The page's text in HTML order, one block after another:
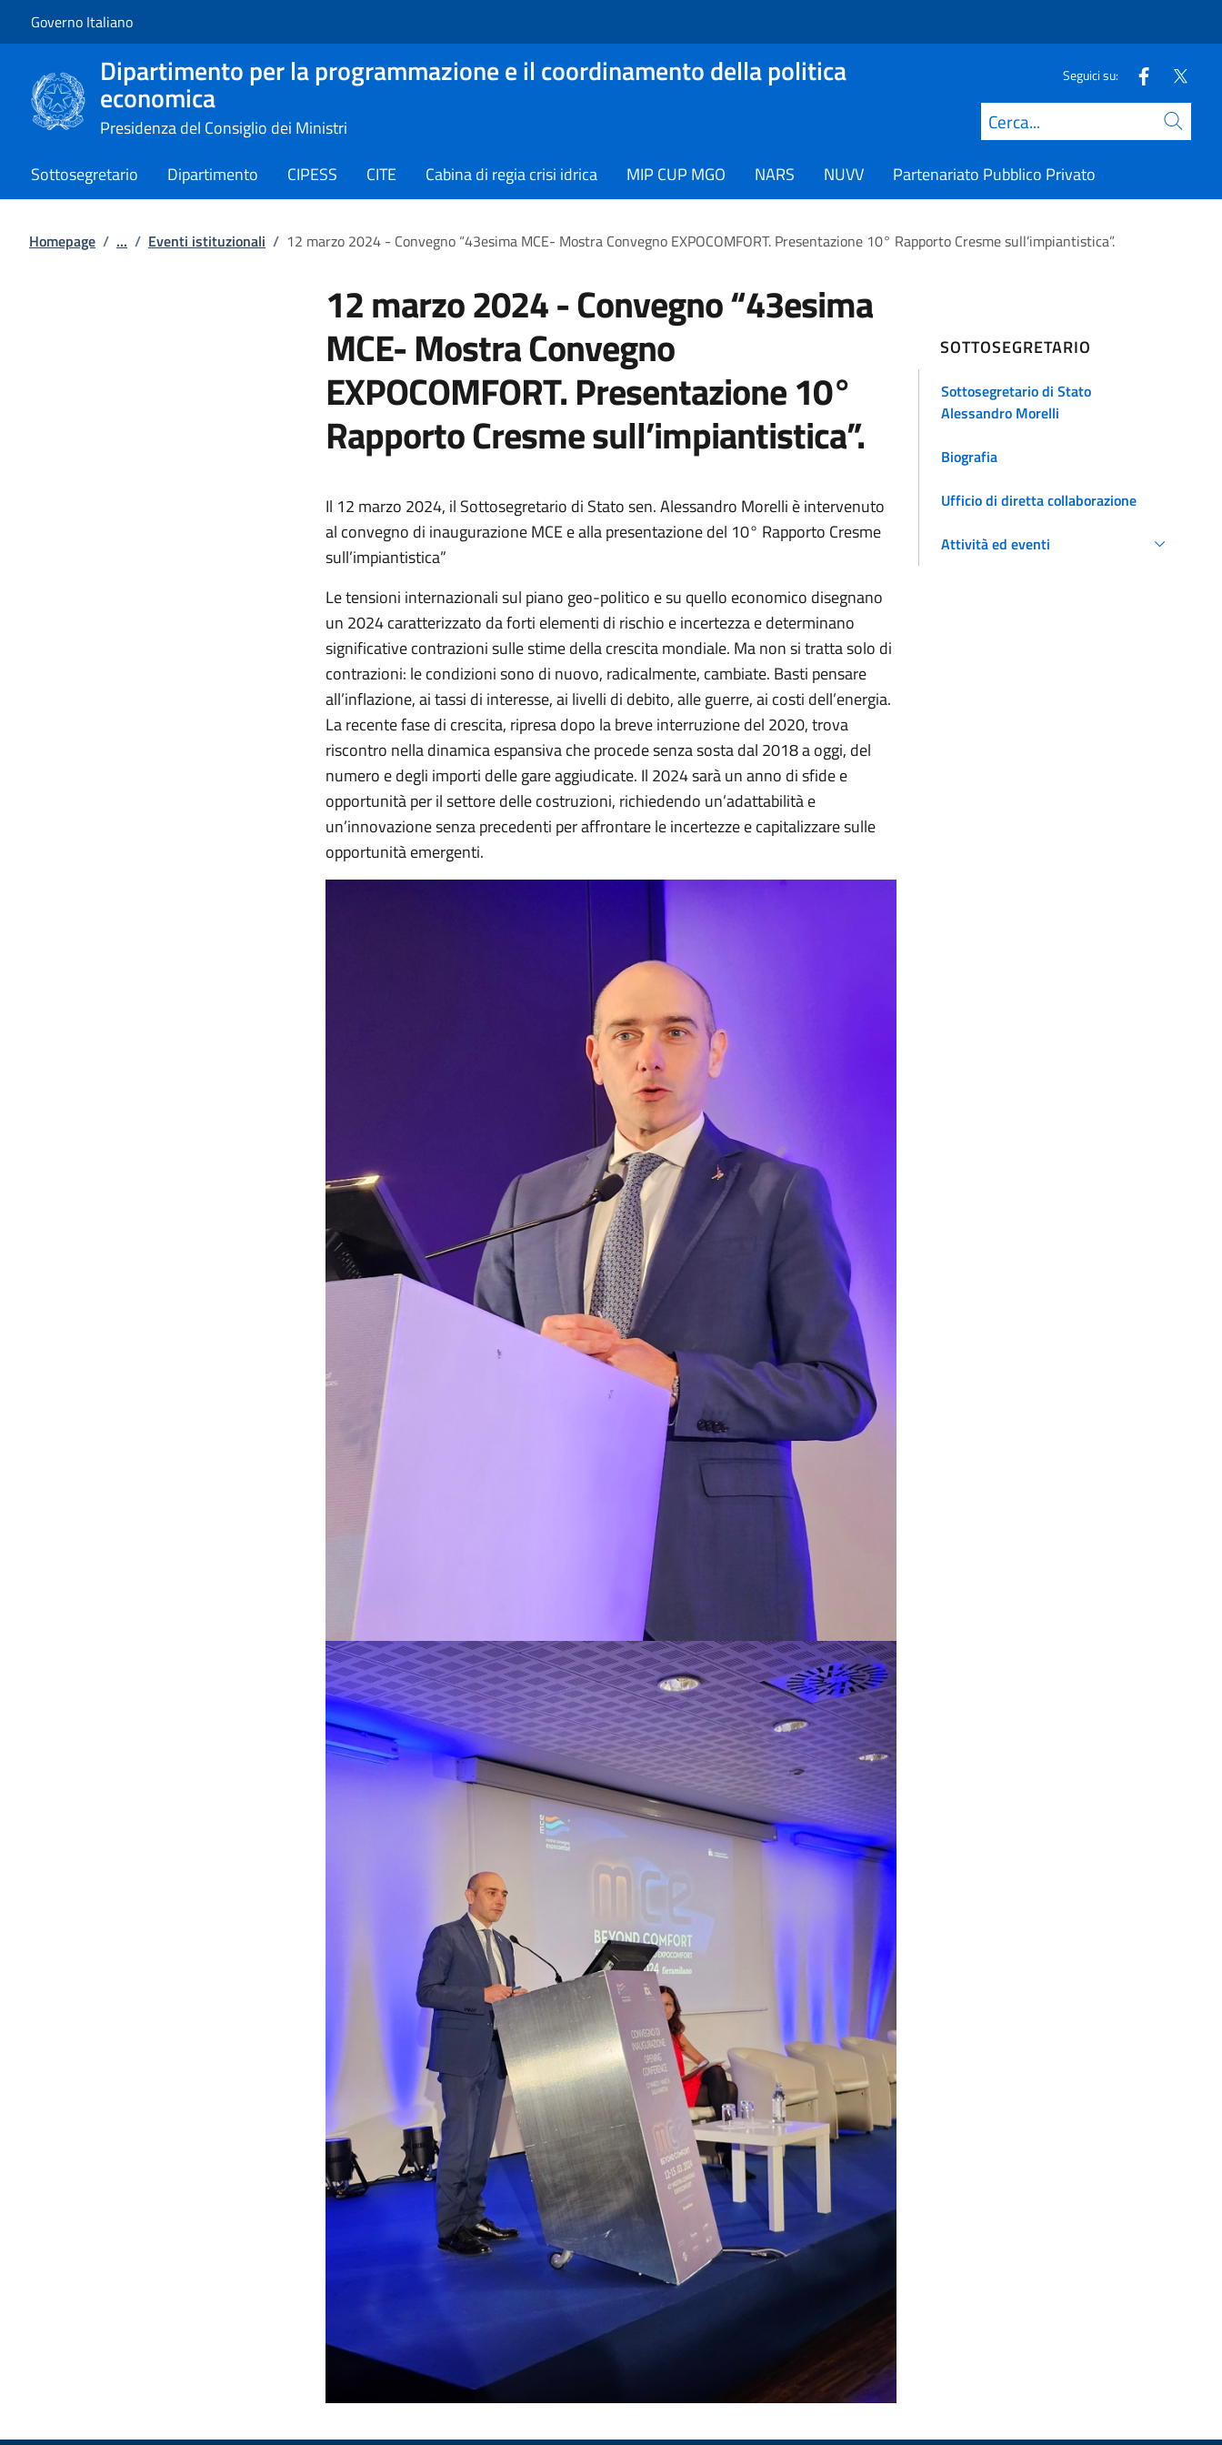
Governo Italiano
Dipartimento per la programmazione e il coordinamento della politica
economica
Presidenza del Consiglio dei Ministri
Seguici su:
Cerca
Sottosegretario Dipartimento CIPESS CITE Cabina di regia crisi idrica MIP CUP MGO NARS NUVV Partenariato Pubblico Privato
Homepage / ... / Eventi istituzionali / 12 marzo 2024 - Convegno “43esima MCE- Mostra Convegno EXPOCOMFORT. Presentazione 10° Rapporto Cresme sull’impiantistica”.
12 marzo 2024 - Convegno “43esima
MCE- Mostra Convegno
EXPOCOMFORT. Presentazione 10°
Rapporto Cresme sull’impiantistica”.
Il 12 marzo 2024, il Sottosegretario di Stato sen. Alessandro Morelli è intervenuto
al convegno di inaugurazione MCE e alla presentazione del 10° Rapporto Cresme
sull’impiantistica”
Le tensioni internazionali sul piano geo-politico e su quello economico disegnano
un 2024 caratterizzato da forti elementi di rischio e incertezza e determinano
significative contrazioni sulle stime della crescita mondiale. Ma non si tratta solo di
contrazioni: le condizioni sono di nuovo, radicalmente, cambiate. Basti pensare
all’inflazione, ai tassi di interesse, ai livelli di debito, alle guerre, ai costi dell’energia.
La recente fase di crescita, ripresa dopo la breve interruzione del 2020, trova
riscontro nella dinamica espansiva che procede senza sosta dal 2018 a oggi, del
numero e degli importi delle gare aggiudicate. Il 2024 sarà un anno di sfide e
opportunità per il settore delle costruzioni, richiedendo un’adattabilità e
un’innovazione senza precedenti per affrontare le incertezze e capitalizzare sulle
opportunità emergenti.
SOTTOSEGRETARIO
Sottosegretario di Stato
Alessandro Morelli
Biografia
Ufficio di diretta collaborazione
Attività ed eventi